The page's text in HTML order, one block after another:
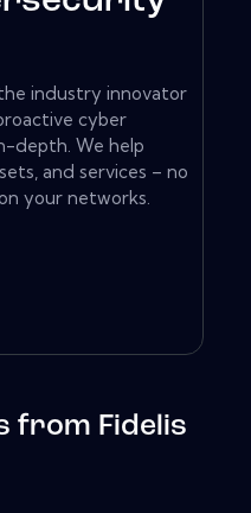
industry innovator
cyber
depth. We help
and services – no
your networks.
from Fidelis